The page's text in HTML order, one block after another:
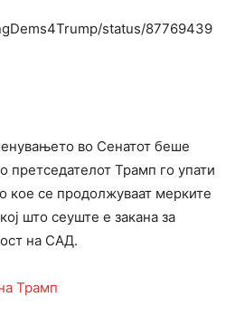
status/87769439
во Сенатот беше
претседателот Трамп го упати
кое се продолжуваат мерките
што сеуште е закана за
на САД.
Трамп